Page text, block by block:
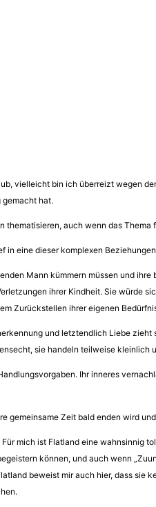
vielleicht bin ich überreizt wegen
gemacht hat.
auch wenn das
in eine dieser komplexen
Mann kümmern müssen und
ihrer Kindheit. Sie würde
Zurückstellen ihrer eigenen
und letztendlich Liebe
sie handeln teilweise
Ihr inneres
gemeinsame Zeit bald enden wird
mich ist Flatland eine
können, und auch wenn
beweist mir auch hier, dass